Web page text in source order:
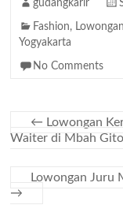
gudangkarir
Fashion,
Yogyakarta
No Comments
← Lowongan
Waiter di Mbah
Lowongan Juru
→